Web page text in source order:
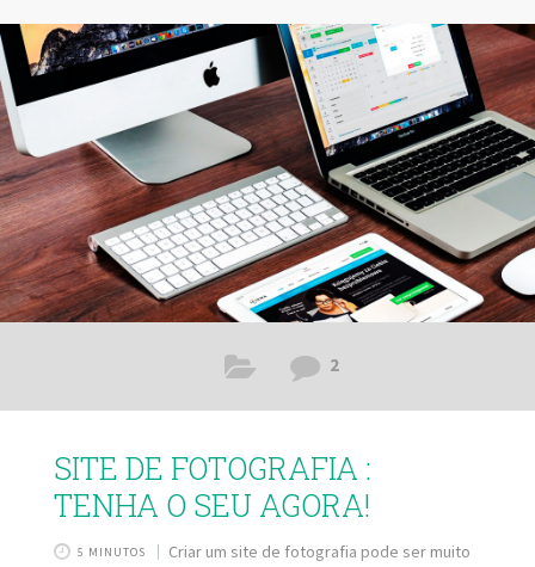
2
SITE DE FOTOGRAFIA :
TENHA O SEU AGORA!
5 MINUTOS
Criar um site de fotografia pode ser muito